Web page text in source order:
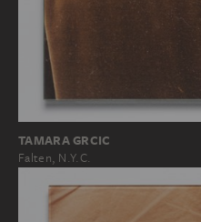
TAMARA GRCIC
Falten, N.Y.C.